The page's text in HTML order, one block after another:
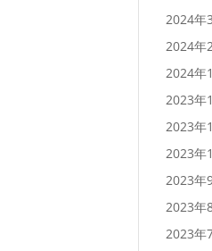
2024年
2024年
2024年
2023年
2023年
2023年
2023年
2023年
2023年